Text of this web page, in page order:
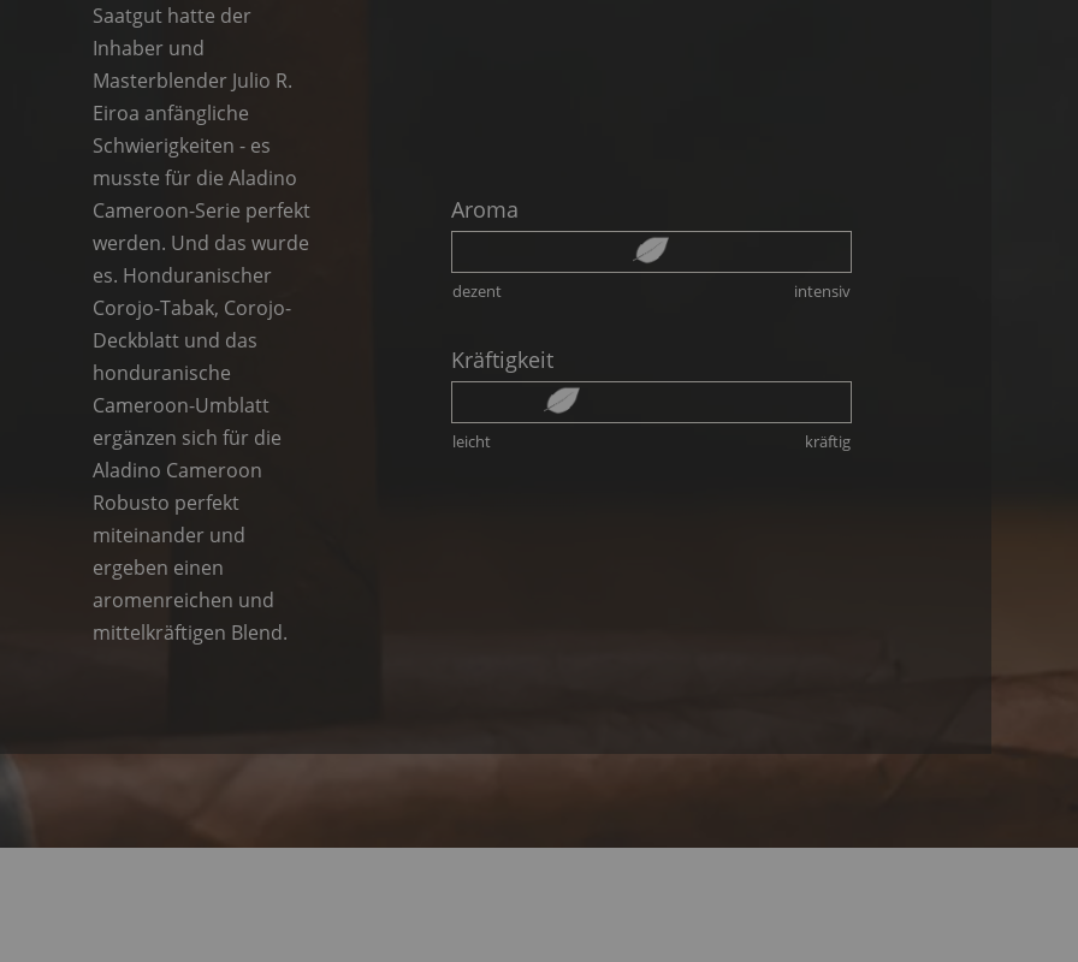
Saatgut hatte der
Inhaber und
Masterblender Julio R.
Eiroa anfängliche
Schwierigkeiten - es
musste für die Aladino
Cameroon-Serie perfekt
werden. Und das wurde
es. Honduranischer
Corojo-Tabak, Corojo-
Deckblatt und das
honduranische
Cameroon-Umblatt
ergänzen sich für die
Aladino Cameroon
Robusto perfekt
miteinander und
ergeben einen
aromenreichen und
mittelkräftigen Blend.
Aroma
dezent intensiv
Kräftigkeit
leicht kräftig